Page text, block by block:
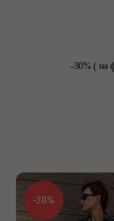
-30% ( на
-30%